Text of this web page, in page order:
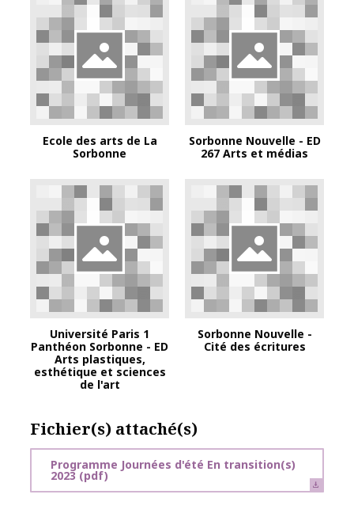
Ecole des arts de La
Sorbonne
Sorbonne Nouvelle - ED
267 Arts et médias
Université Paris 1
Panthéon Sorbonne - ED
Arts plastiques,
esthétique et sciences
de l'art
Sorbonne Nouvelle -
Cité des écritures
Fichier(s) attaché(s)
Programme Journées d'été En transition(s)
2023 (pdf)